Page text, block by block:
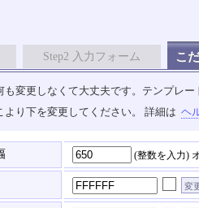
Step2 入力フォーム こ
も変更しなくて大丈夫です。テンプレ
り下を変更してください。 詳細は ヘ
(整数を入力)